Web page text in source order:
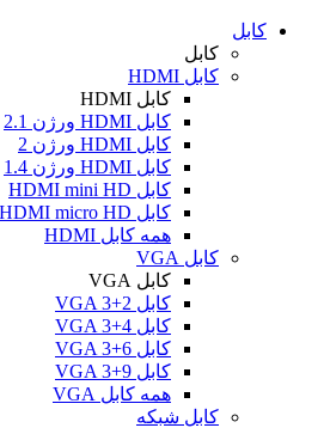
کابل
کابل
کابل HDMI
کابل HDMI
کابل HDMI ورژن 2.1
کابل HDMI ورژن 2
کابل HDMI ورژن 1.4
کابل HDMI mini HD
کابل HDMI micro HD
همه کابل HDMI
کابل VGA
کابل VGA
کابل VGA 3+2
کابل VGA 3+4
کابل VGA 3+6
کابل VGA 3+9
همه کابل VGA
کابل شبکه